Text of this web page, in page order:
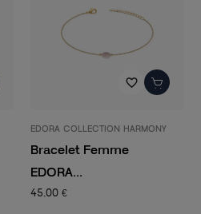
favorite_border
EDORA COLLECTION HARMONY
Bracelet Femme
EDORA...
45,00 €